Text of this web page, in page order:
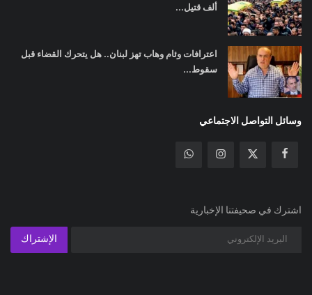
ألف قتيل...
اعترافات وئام وهاب تهز لبنان.. هل يتحرك القضاء قبل
سقوط...
وسائل التواصل الاجتماعي
اشترك في صحيفتنا الإخبارية
الإشتراك